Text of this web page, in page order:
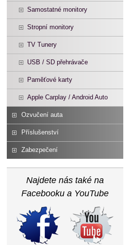
Samostatné monitory
Stropní monitory
TV Tunery
USB / SD přehrávače
Paměťové karty
Apple Carplay / Android Auto
Ozvučení auta
Příslušenství
Zabezpečení
Najdete nás také na
Facebooku a YouTube